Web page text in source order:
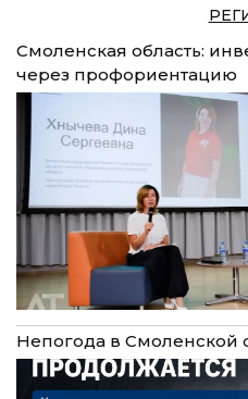
Смоленская область:
через профориентацию
Непогода в Смоленской